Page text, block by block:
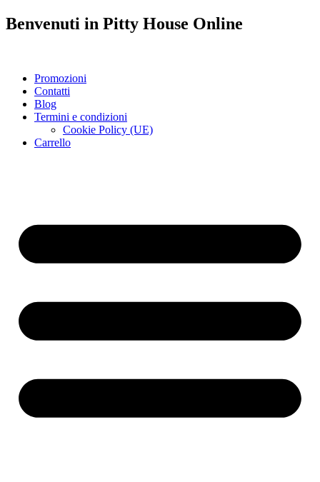
Benvenuti in Pitty House Online
Promozioni
Contatti
Blog
Termini e condizioni
Cookie Policy (UE)
Carrello